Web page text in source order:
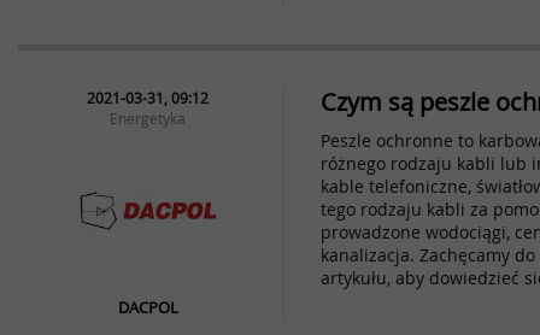
2021-03-31, 09:12
Energetyka
DACPOL
Czym są peszle
Peszle ochronne to
różnego rodzaju kabli lub
kable telefoniczne,
tego rodzaju kabli za
prowadzone wodociągi,
kanalizacja. Zachęcamy
artykułu, aby dowiedzieć